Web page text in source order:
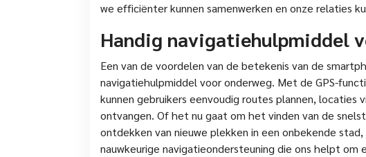
we efficiënter kunnen samenwerken en onze relaties
Handig navigatiehulpmiddel
Een van de voordelen van de betekenis van de
navigatiehulpmiddel voor onderweg. Met de GPS-
kunnen gebruikers eenvoudig routes plannen, locaties
ontvangen. Of het nu gaat om het vinden van de
ontdekken van nieuwe plekken in een onbekende
nauwkeurige navigatieondersteuning die ons helpt